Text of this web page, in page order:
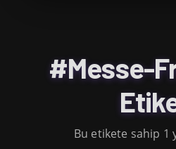
#Messe-
Bu etikete sahip 1